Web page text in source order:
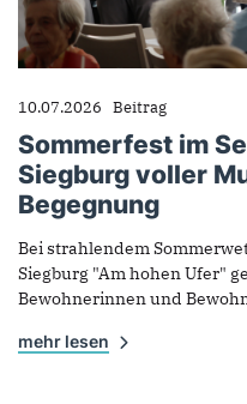
10.07.2026 Beitrag
Sommerfest im
Siegburg voller
Begegnung
Bei strahlendem
Siegburg "Am hohen Ufer"
Bewohnerinnen und
mehr lesen